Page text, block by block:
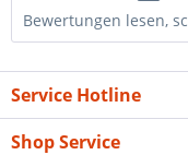
Bewertungen lesen,
Service Hotline
Shop Service